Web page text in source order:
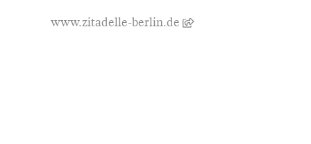
www.zitadelle-berlin.de